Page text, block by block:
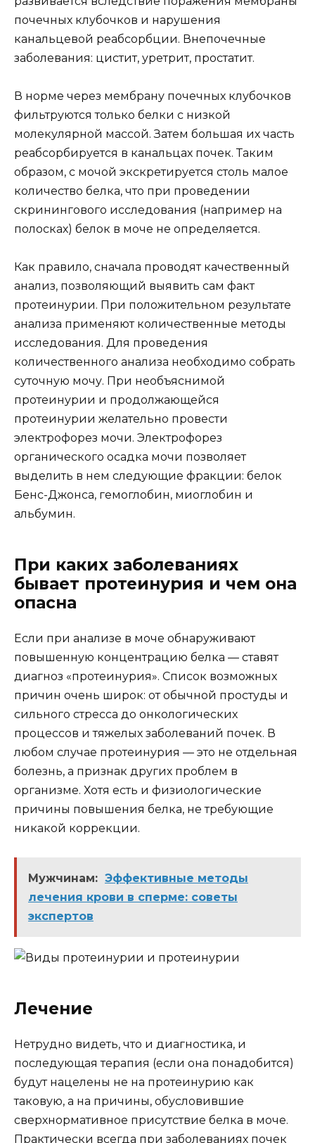
почечных клубочков и нарушения
канальцевой реабсорбции. Внепочечные
заболевания: цистит, уретрит, простатит.
В норме через мембрану почечных клубочков
фильтруются только белки с низкой
молекулярной массой. Затем большая их часть
реабсорбируется в канальцах почек. Таким
образом, с мочой экскретируется столь малое
количество белка, что при проведении
скринингового исследования (например на
полосках) белок в моче не определяется.
Как правило, сначала проводят качественный
анализ, позволяющий выявить сам факт
протеинурии. При положительном результате
анализа применяют количественные методы
исследования. Для проведения
количественного анализа необходимо собрать
суточную мочу. При необъяснимой
протеинурии и продолжающейся
протеинурии желательно провести
электрофорез мочи. Электрофорез
органического осадка мочи позволяет
выделить в нем следующие фракции: белок
Бенс-Джонса, гемоглобин, миоглобин и
альбумин.
При каких заболеваниях
бывает протеинурия и чем она
опасна
Если при анализе в моче обнаруживают
повышенную концентрацию белка — ставят
диагноз «протеинурия». Список возможных
причин очень широк: от обычной простуды и
сильного стресса до онкологических
процессов и тяжелых заболеваний почек. В
любом случае протеинурия — это не отдельная
болезнь, а признак других проблем в
организме. Хотя есть и физиологические
причины повышения белка, не требующие
никакой коррекции.
Мужчинам: Эффективные методы
лечения крови в сперме: советы
экспертов
Лечение
Нетрудно видеть, что и диагностика, и
последующая терапия (если она понадобится)
будут нацелены не на протеинурию как
таковую, а на причины, обусловившие
сверхнормативное присутствие белка в моче.
Практически всегда при заболеваниях почек